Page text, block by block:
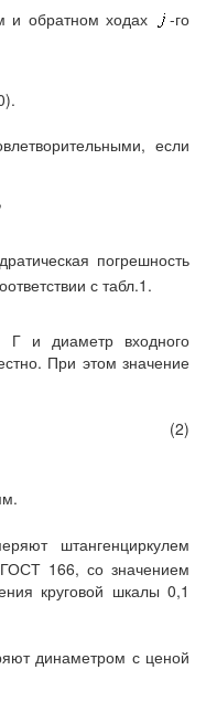
и обратном ходах
-го
если
,
погрешность
с табл.1.
Г и диаметр входного
При этом значение
(2)
штангенциркулем
166, со значением
круговой шкалы 0,1
динаметром с ценой